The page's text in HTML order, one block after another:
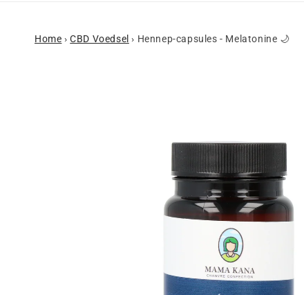
Home › CBD Voedsel › Hennep-capsules - Melatonine 🌙